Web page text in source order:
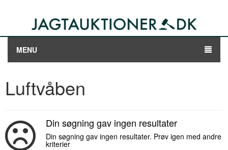
MENU
Luftvåben
Din søgning gav ingen resultater
Din søgning gav ingen resultater. Prøv igen med andre
kriterier